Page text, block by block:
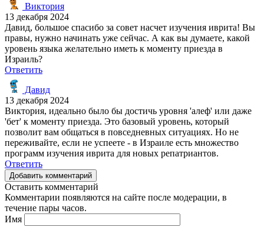
Виктория
13 декабря 2024
Давид, большое спасибо за совет насчет изучения иврита! Вы
правы, нужно начинать уже сейчас. А как вы думаете, какой
уровень языка желательно иметь к моменту приезда в
Израиль?
Ответить
Давид
13 декабря 2024
Виктория, идеально было бы достичь уровня 'алеф' или даже
'бет' к моменту приезда. Это базовый уровень, который
позволит вам общаться в повседневных ситуациях. Но не
переживайте, если не успеете - в Израиле есть множество
программ изучения иврита для новых репатриантов.
Ответить
Добавить комментарий
Оставить комментарий
Комментарии появляются на сайте после модерации, в
течение пары часов.
Имя